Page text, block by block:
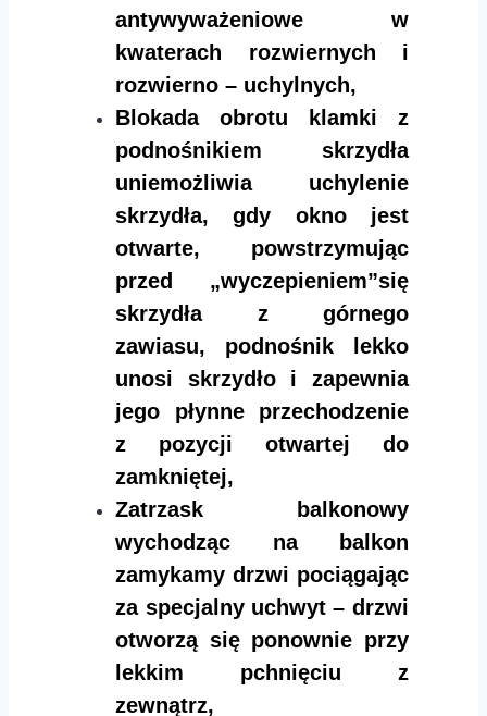
antywyważeniowe w
kwaterach rozwiernych i
rozwierno – uchylnych,
Blokada obrotu klamki z
podnośnikiem skrzydła
uniemożliwia uchylenie
skrzydła, gdy okno jest
otwarte, powstrzymując
przed „wyczepieniem”się
skrzydła z górnego
zawiasu, podnośnik lekko
unosi skrzydło i zapewnia
jego płynne przechodzenie
z pozycji otwartej do
zamkniętej,
Zatrzask balkonowy
wychodząc na balkon
zamykamy drzwi pociągając
za specjalny uchwyt – drzwi
otworzą się ponownie przy
lekkim pchnięciu z
zewnątrz,